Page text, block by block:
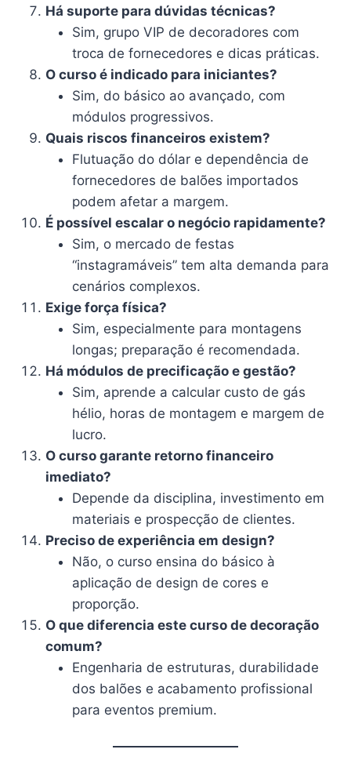
Há suporte para dúvidas técnicas?
Sim, grupo VIP de decoradores com
troca de fornecedores e dicas práticas.
O curso é indicado para iniciantes?
Sim, do básico ao avançado, com
módulos progressivos.
Quais riscos financeiros existem?
Flutuação do dólar e dependência de
fornecedores de balões importados
podem afetar a margem.
É possível escalar o negócio rapidamente?
Sim, o mercado de festas
“instagramáveis” tem alta demanda para
cenários complexos.
Exige força física?
Sim, especialmente para montagens
longas; preparação é recomendada.
Há módulos de precificação e gestão?
Sim, aprende a calcular custo de gás
hélio, horas de montagem e margem de
lucro.
O curso garante retorno financeiro
imediato?
Depende da disciplina, investimento em
materiais e prospecção de clientes.
Preciso de experiência em design?
Não, o curso ensina do básico à
aplicação de design de cores e
proporção.
O que diferencia este curso de decoração
comum?
Engenharia de estruturas, durabilidade
dos balões e acabamento profissional
para eventos premium.